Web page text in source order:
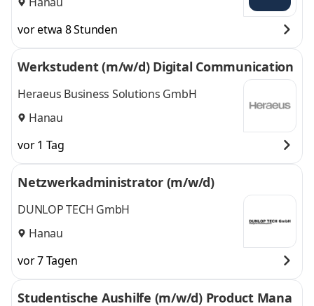
vor etwa 8 Stunden
Werkstudent (m/w/d) Digital Communication
Heraeus Business Solutions GmbH
Hanau
vor 1 Tag
Netzwerkadministrator (m/w/d)
DUNLOP TECH GmbH
Hanau
vor 7 Tagen
Studentische Aushilfe (m/w/d) Product Mana